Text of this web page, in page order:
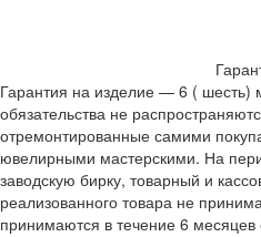
Гарантия на изделие — 6 ( шесть)
обязательства не
отремонтированные самими
ювелирными мастерскими. На
заводскую бирку, товарный и
реализованного товара не
принимаются в течение 6